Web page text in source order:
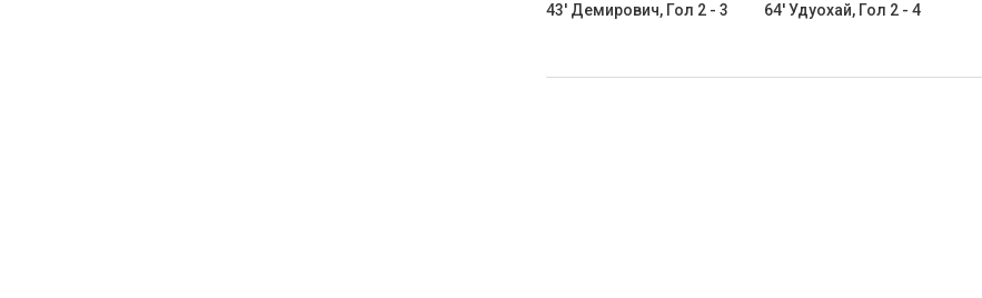
43' Демирович, Гол 2 - 3 64' Удуохай, Гол 2 - 4